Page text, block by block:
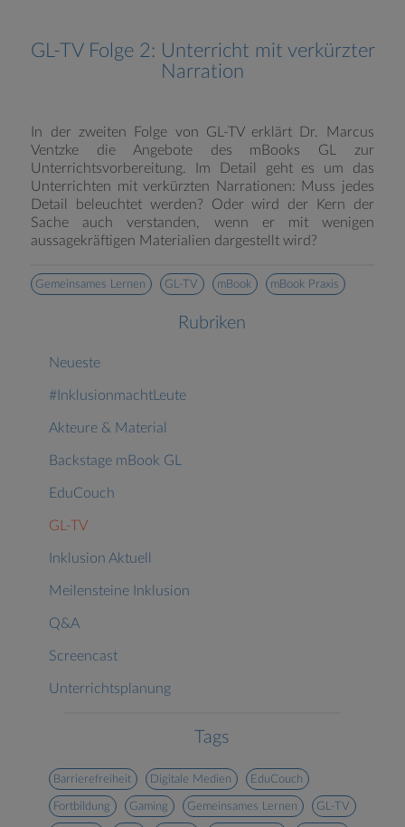
GL-TV Folge 2: Unterricht mit verkürzter
Narration
In der zweiten Folge von GL-TV erklärt Dr. Marcus
Ventzke die Angebote des mBooks GL zur
Unterrichtsvorbereitung. Im Detail geht es um das
Unterrichten mit verkürzten Narrationen: Muss jedes
Detail beleuchtet werden? Oder wird der Kern der
Sache auch verstanden, wenn er mit wenigen
aussagekräftigen Materialien dargestellt wird?
Gemeinsames Lernen GL-TV mBook mBook Praxis
Rubriken
Neueste
#InklusionmachtLeute
Akteure & Material
Backstage mBook GL
EduCouch
GL-TV
Inklusion Aktuell
Meilensteine Inklusion
Q&A
Screencast
Unterrichtsplanung
Tags
Barrierefreiheit Digitale Medien EduCouch
Fortbildung Gaming Gemeinsames Lernen GL-TV